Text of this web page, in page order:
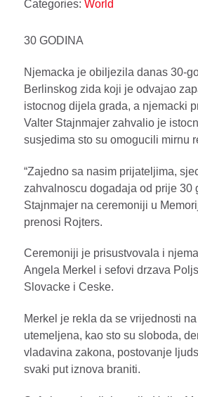
Categories: World
30 GODINA
Njemacka je obiljezila danas 30-
Berlinskog zida koji je odvajao
istocnog dijela grada, a njemacki
Valter Stajnmajer zahvalio je
susjedima sto su omogucili mirnu
“Zajedno sa nasim prijateljima,
zahvalnoscu dogadaja od prije 30
Stajnmajer na ceremoniji u
prenosi Rojters.
Ceremoniji je prisustvovala i
Angela Merkel i sefovi drzava
Slovacke i Ceske.
Merkel je rekla da se vrijednosti
utemeljena, kao sto su sloboda,
vladavina zakona, postovanje
svaki put iznova braniti.